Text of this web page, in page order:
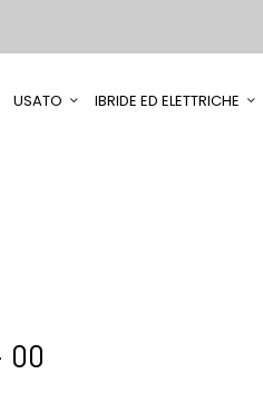
USATO IBRIDE ED ELETTRICHE
00